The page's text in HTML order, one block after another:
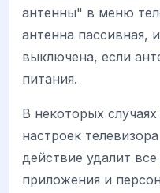
антенны" в меню
антенна пассивная,
выключена, если
питания.
В некоторых
настроек
действие удалит
приложения и